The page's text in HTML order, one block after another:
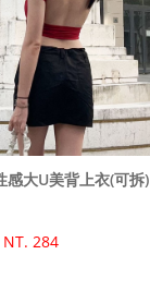
感大U美背上衣(可拆)
NT. 284